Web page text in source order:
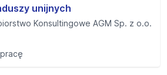
unijnych
Konsultingowe AGM Sp. z o.o.